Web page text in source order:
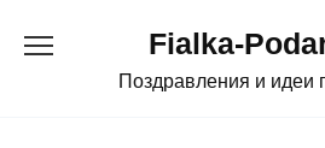
Fialka-
Поздравления и идеи